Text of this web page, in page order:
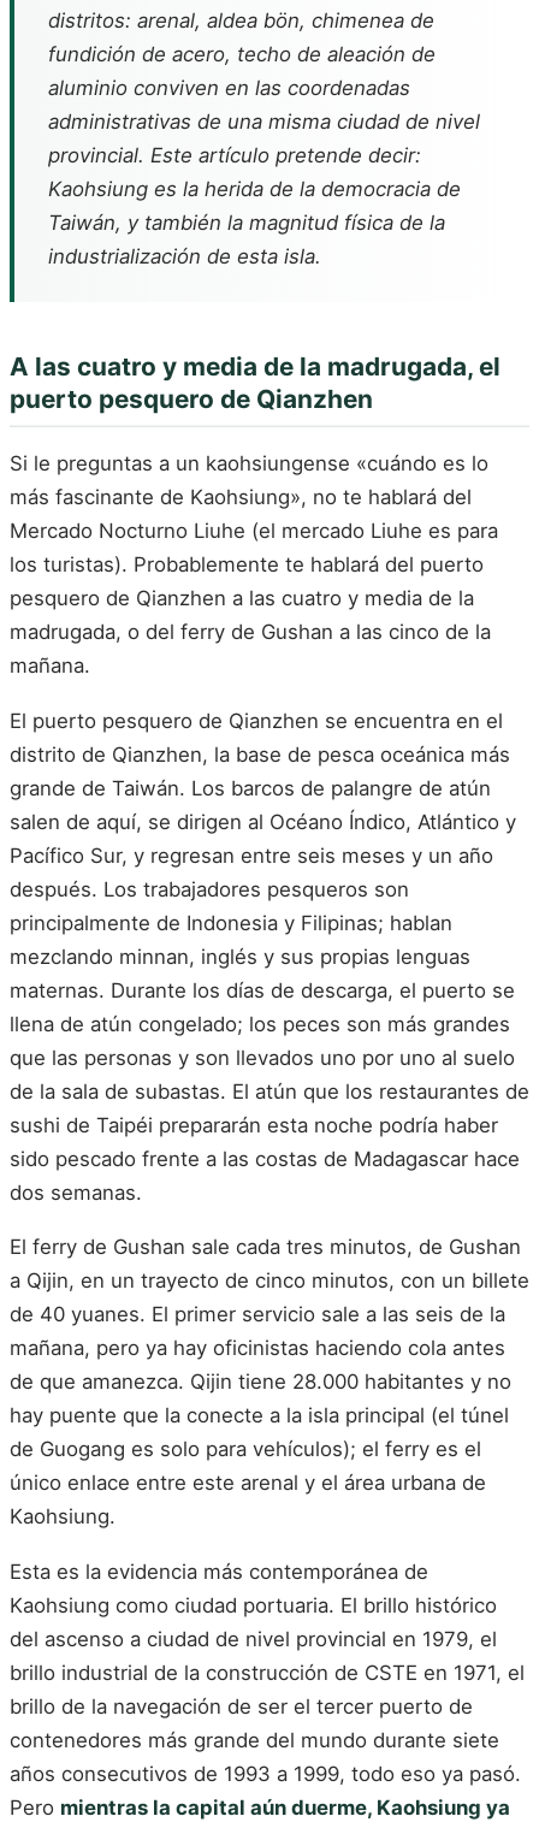
distritos: arenal, aldea bön, chimenea de
fundición de acero, techo de aleación de
aluminio conviven en las coordenadas
administrativas de una misma ciudad de nivel
provincial. Este artículo pretende decir:
Kaohsiung es la herida de la democracia de
Taiwán, y también la magnitud física de la
industrialización de esta isla.
A las cuatro y media de la madrugada, el
puerto pesquero de Qianzhen
Si le preguntas a un kaohsiungense «cuándo es lo
más fascinante de Kaohsiung», no te hablará del
Mercado Nocturno Liuhe (el mercado Liuhe es para
los turistas). Probablemente te hablará del puerto
pesquero de Qianzhen a las cuatro y media de la
madrugada, o del ferry de Gushan a las cinco de la
mañana.
El puerto pesquero de Qianzhen se encuentra en el
distrito de Qianzhen, la base de pesca oceánica más
grande de Taiwán. Los barcos de palangre de atún
salen de aquí, se dirigen al Océano Índico, Atlántico y
Pacífico Sur, y regresan entre seis meses y un año
después. Los trabajadores pesqueros son
principalmente de Indonesia y Filipinas; hablan
mezclando minnan, inglés y sus propias lenguas
maternas. Durante los días de descarga, el puerto se
llena de atún congelado; los peces son más grandes
que las personas y son llevados uno por uno al suelo
de la sala de subastas. El atún que los restaurantes de
sushi de Taipéi prepararán esta noche podría haber
sido pescado frente a las costas de Madagascar hace
dos semanas.
El ferry de Gushan sale cada tres minutos, de Gushan
a Qijin, en un trayecto de cinco minutos, con un billete
de 40 yuanes. El primer servicio sale a las seis de la
mañana, pero ya hay oficinistas haciendo cola antes
de que amanezca. Qijin tiene 28.000 habitantes y no
hay puente que la conecte a la isla principal (el túnel
de Guogang es solo para vehículos); el ferry es el
único enlace entre este arenal y el área urbana de
Kaohsiung.
Esta es la evidencia más contemporánea de
Kaohsiung como ciudad portuaria. El brillo histórico
del ascenso a ciudad de nivel provincial en 1979, el
brillo industrial de la construcción de CSTE en 1971, el
brillo de la navegación de ser el tercer puerto de
contenedores más grande del mundo durante siete
años consecutivos de 1993 a 1999, todo eso ya pasó.
Pero mientras la capital aún duerme, Kaohsiung ya